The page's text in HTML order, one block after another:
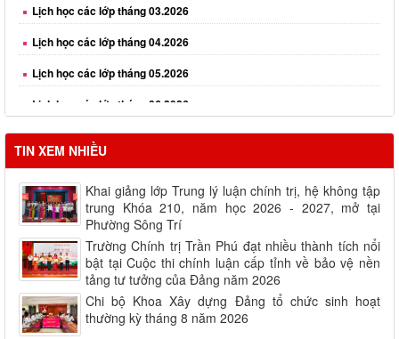
Lịch học các lớp tháng 04.2026
Lịch học các lớp tháng 05.2026
Lịch học các lớp tháng 06.2026
TIN XEM NHIỀU
Khai giảng lớp Trung lý luận chính trị, hệ không tập
trung Khóa 210, năm học 2026 - 2027, mở tại
Phường Sông Trí
Trường Chính trị Trần Phú đạt nhiều thành tích nổi
bật tại Cuộc thi chính luận cấp tỉnh về bảo vệ nền
tảng tư tưởng của Đảng năm 2026
Chi bộ Khoa Xây dựng Đảng tổ chức sinh hoạt
thường kỳ tháng 8 năm 2026